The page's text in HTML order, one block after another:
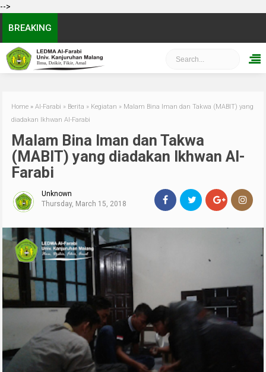
-->
BREAKING
Home »Al-Farabi » Berita » Kegiatan » Malam Bina Iman dan Takwa (MABIT) yang
diadakan Ikhwan Al-Farabi
Malam Bina Iman dan Takwa
(MABIT) yang diadakan Ikhwan Al-
Farabi
Unknown
Thursday, March 15, 2018